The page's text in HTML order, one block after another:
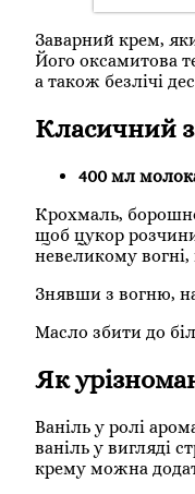
Заварний крем,
Його оксамитова
а також безлічі
Класичний
400 мл
Крохмаль,
щоб цукор
невеликому
Знявши з вогню,
Масло збити до
Як
Ваніль у ролі
ваніль у вигляді
крему можна